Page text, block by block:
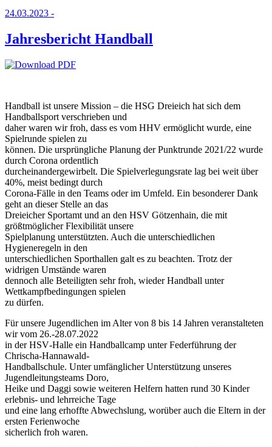
24.03.2023 -
Jahresbericht Handball
Handball ist unsere Mission – die HSG Dreieich hat sich dem
Handballsport verschrieben und
daher waren wir froh, dass es vom HHV ermöglicht wurde, eine
Spielrunde spielen zu
können. Die ursprüngliche Planung der Punktrunde 2021/22 wurde
durch Corona ordentlich
durcheinandergewirbelt. Die Spielverlegungsrate lag bei weit über
40%, meist bedingt durch
Corona‐Fälle in den Teams oder im Umfeld. Ein besonderer Dank
geht an dieser Stelle an das
Dreieicher Sportamt und an den HSV Götzenhain, die mit
größtmöglicher Flexibilität unsere
Spielplanung unterstützten. Auch die unterschiedlichen
Hygieneregeln in den
unterschiedlichen Sporthallen galt es zu beachten. Trotz der
widrigen Umstände waren
dennoch alle Beteiligten sehr froh, wieder Handball unter
Wettkampfbedingungen spielen
zu dürfen.
Für unsere Jugendlichen im Alter von 8 bis 14 Jahren veranstalteten
wir vom 26.‐28.07.2022
in der HSV‐Halle ein Handballcamp unter Federführung der
Chrischa‐Hannawald‐
Handballschule. Unter umfänglicher Unterstützung unseres
Jugendleitungsteams Doro,
Heike und Daggi sowie weiteren Helfern hatten rund 30 Kinder
erlebnis‐ und lehrreiche Tage
und eine lang erhoffte Abwechslung, worüber auch die Eltern in der
ersten Ferienwoche
sicherlich froh waren.